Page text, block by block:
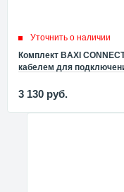
Уточнить о наличии
Комплект BAXI
кабелем для
3 130 руб.